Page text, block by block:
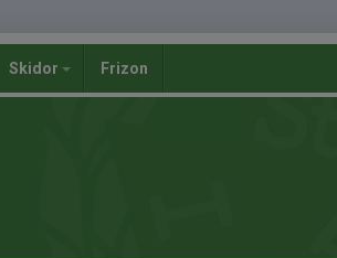
Skidor Frizon